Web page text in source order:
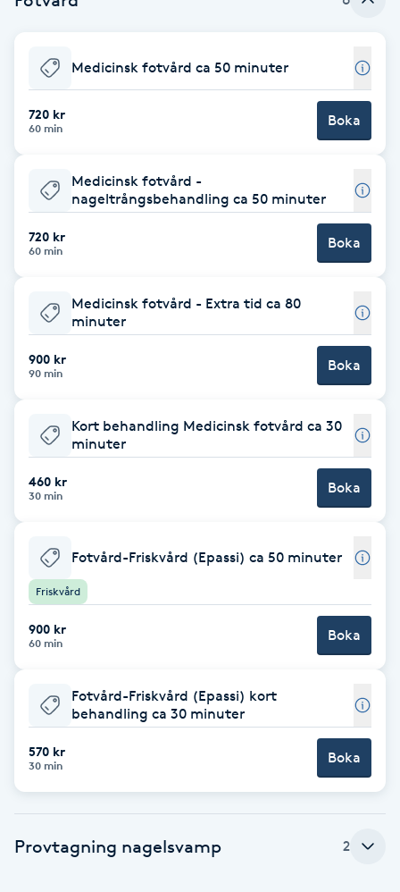
Balayage
Bambumassage
Barber
Barnklippning
BIAB
Blowout
Bottenfärg
Brynformning
Brynfärgning
Bröllopsuppsättning
Coachning
Color correction
D
Medicinsk fotvård ca 50 minuter
720 kr
60 min Boka
Medicinsk fotvård -
nageltrångsbehandling ca 50 minuter
720 kr
60 min Boka
Medicinsk fotvård - Extra tid ca 80
minuter
900 kr
90 min Boka
Kort behandling Medicinsk fotvård ca 30
minuter
460 kr
30 min Boka
Fotvård-Friskvård (Epassi) ca 50 minuter
Friskvård
900 kr
60 min Boka
Fotvård-Friskvård (Epassi) kort
behandling ca 30 minuter
570 kr
30 min Boka
Provtagning nagelsvamp 2